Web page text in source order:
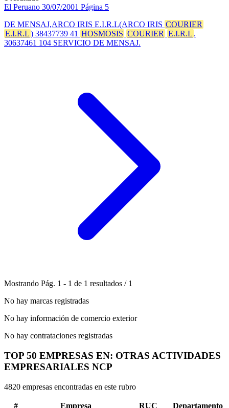
El Peruano 30/07/2001 Página 5
DE MENSAJ,ARCO IRIS E.I.R.L(ARCO IRIS COURIER
E.I.R.L) 38437739 41 HOSMOSIS COURIER E.I.R.L .
30637461 104 SERVICIO DE MENSAJ.
Mostrando Pág. 1 - 1 de 1 resultados / 1
No hay marcas registradas
No hay información de comercio exterior
No hay contrataciones registradas
TOP 50 EMPRESAS EN: OTRAS ACTIVIDADES
EMPRESARIALES NCP
4820 empresas encontradas en este rubro
# Empresa RUC
Departamento